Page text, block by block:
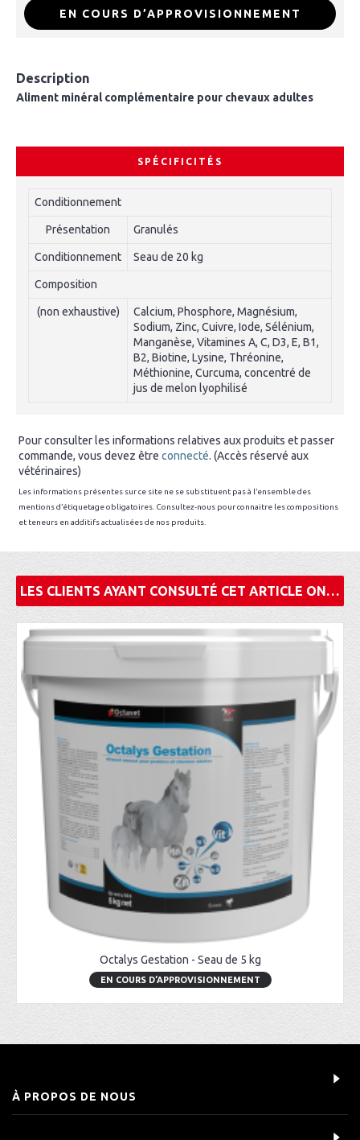
EN COURS D’APPROVISIONNEMENT
Description
Aliment minéral complémentaire pour chevaux adultes
SPÉCIFICITÉS
Conditionnement
Présentation Granulés
Conditionnement Seau de 20 kg
Composition
(non exhaustive)
Calcium, Phosphore, Magnésium,
Sodium, Zinc, Cuivre, Iode, Sélénium,
Manganèse, Vitamines A, C, D3, E, B1,
B2, Biotine, Lysine, Thréonine,
Méthionine, Curcuma, concentré de
jus de melon lyophilisé
Pour consulter les informations relatives aux produits et passer
commande, vous devez être connecté. (Accès réservé aux
vétérinaires)
Les informations présentes sur ce site ne se substituent pas à l’ensemble des
mentions d’étiquetage obligatoires. Consultez-nous pour connaitre les compositions
et teneurs en additifs actualisées de nos produits.
LES CLIENTS AYANT CONSULTÉ CET ARTICLE ONT ÉGALEMENT ACHETÉ
Octalys Gestation - Seau de 5 kg
EN COURS D’APPROVISIONNEMENT
À PROPOS DE NOUS